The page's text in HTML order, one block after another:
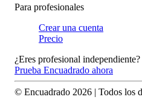
Para profesionales
Crear una cuenta
Precio
¿Eres profesional independiente?
Prueba Encuadrado ahora
© Encuadrado 2026 | Todos los